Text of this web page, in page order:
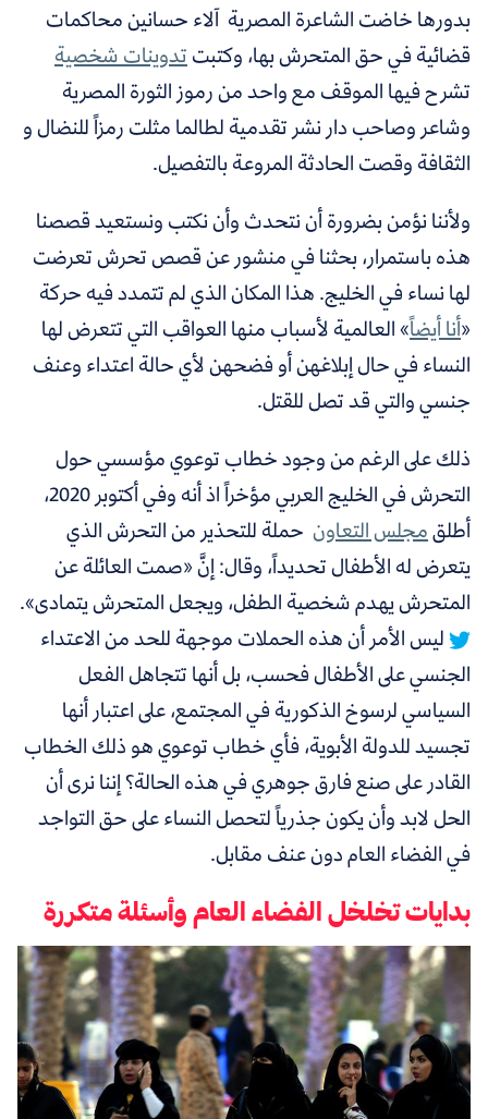
بدورها خاضت الشاعرة المصرية آلاء حسانين محاكمات
قضائية في حق المتحرش بها، وكتبتتدوينات شخصية
تشرح فيها الموقف مع واحد من رموز الثورة المصرية
وشاعر وصاحب دار نشر تقدمية لطالما مثلت رمزاً للنضال و
الثقافة وقصت الحادثة المروعة بالتفصيل.
ولأننا نؤمن بضرورة أن نتحدث وأن نكتب ونستعيد قصصنا
هذه باستمرار، بحثنا في منشور عن قصص تحرش تعرضت
لها نساء في الخليج. هذا المكان الذي لم تتمدد فيه حركة
«أنا أيضاً» العالمية لأسباب منها العواقب التي تتعرض لها
النساء في حال إبلاغهن أو فضحهن لأي حالة اعتداء وعنف
جنسي والتي قد تصل للقتل.
ذلك على الرغم من وجود خطاب توعوي مؤسسي حول
التحرش في الخليج العربي مؤخراً اذ أنه وفي أكتوبر 2020،
أطلقمجلس التعاونحملة للتحذير من التحرش الذي
يتعرض له الأطفال تحديداً،وقال: إنَّ «صمت العائلة عن
المتحرش يهدم شخصية الطفل، ويجعل المتحرش يتمادى».
ليس الأمر أن هذه الحملات موجهة للحد من الاعتداء
الجنسي على الأطفال فحسب، بل أنها تتجاهل الفعل
السياسي لرسوخ الذكورية في المجتمع، على اعتبار أنها
تجسيد للدولة الأبوية، فأي خطاب توعوي هو ذلك الخطاب
القادر على صنع فارق جوهري في هذه الحالة؟ إننا نرى أن
الحل لابد وأن يكون جذرياً لتحصل النساء على حق التواجد
في الفضاء العام دون عنف مقابل.
بدايات تخلخل الفضاء العام وأسئلة متكررة